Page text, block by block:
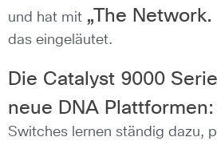
und hat mit „The
das eingeläutet.
Die Catalyst 9000
neue DNA Plattformen:
Switches lernen ständig dazu,